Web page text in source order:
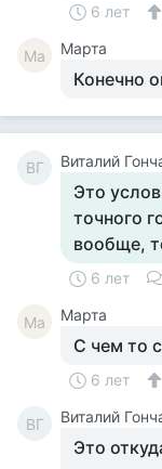
6 лет
Ма Марта
Конечно
ВГ Виталий
Это
точного
вообще,
6 лет
Ма Марта
С чем то
6 лет
ВГ Виталий
Это